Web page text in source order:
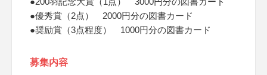
●優秀賞（2点） 2000円分の図書カード
●奨励賞（3点程度） 1000円分の図書カード
募集内容